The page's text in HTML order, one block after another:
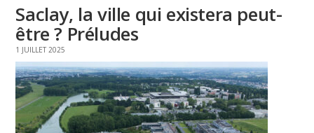
Saclay, la ville qui existera peut-
être ? Préludes
1 JUILLET 2025